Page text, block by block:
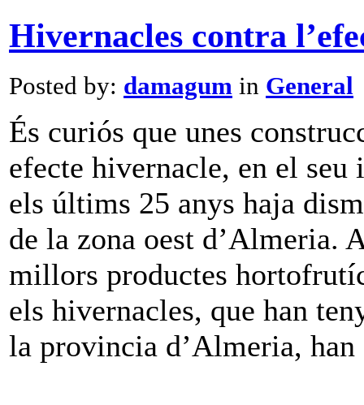
Hivernacles contra
Posted by: damagum in General
És curiós que unes
efecte hivernacle, en el
els últims 25 anys haja
de la zona oest d’Almeria.
millors productes
els hivernacles, que han
la provincia d’Almeria, han